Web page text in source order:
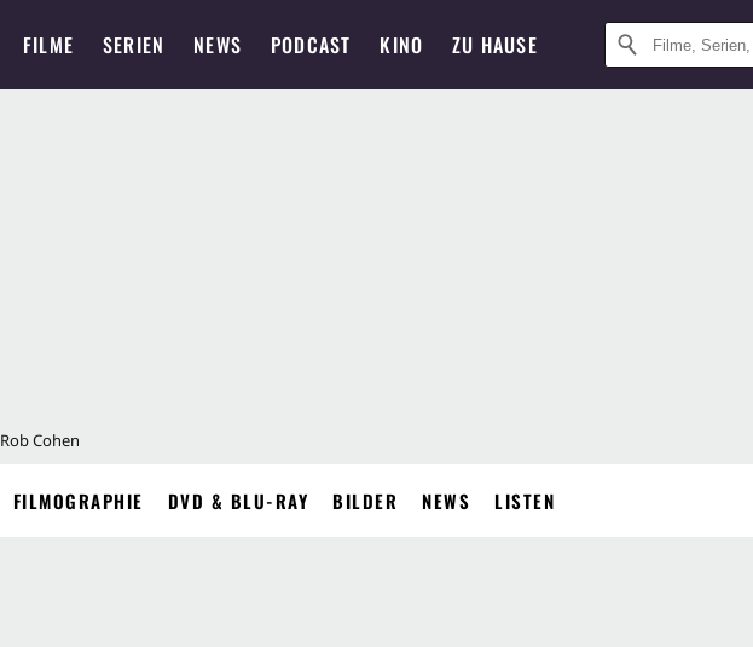
FILME SERIEN NEWS PODCAST KINO ZU HAUSE
Rob Cohen
FILMOGRAPHIE DVD & BLU-RAY BILDER NEWS LISTEN